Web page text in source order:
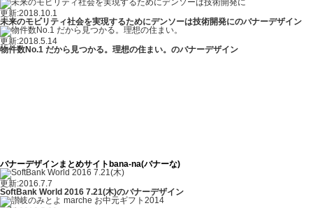
更新:2018.10.1
未来のモビリティ社会を実現するためにデンソーは技術開発にのバナーデザイン
更新:2018.5.14
物件数No.1 だから見つかる。理想の住まい。のバナーデザイン
バナーデザインまとめサイトbana-na(バナーな)
更新:2016.7.7
SoftBank World 2016 7.21(木)のバナーデザイン